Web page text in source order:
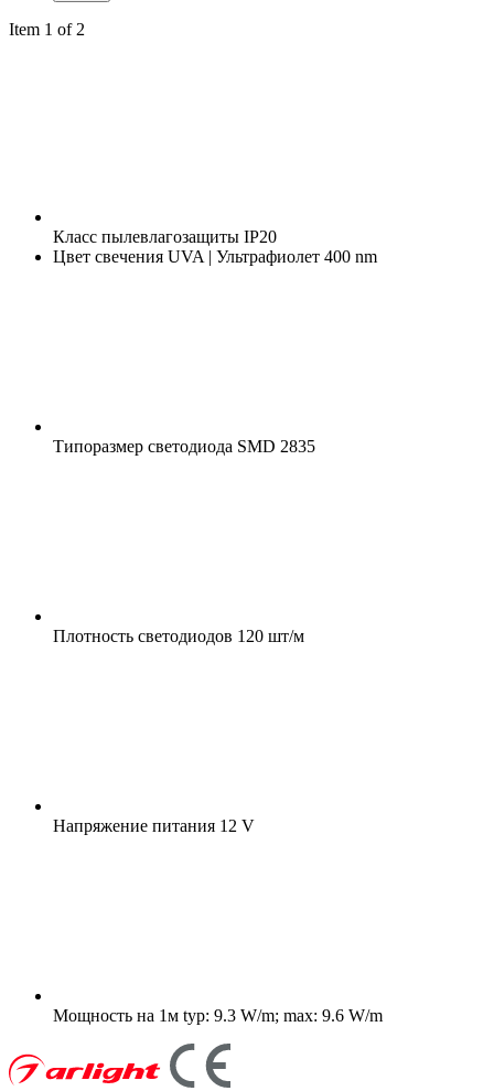
Item 1 of 2
Класс пылевлагозащиты IP20
Цвет свечения UVA | Ультрафиолет 400 nm
Типоразмер светодиода SMD 2835
Плотность светодиодов 120 шт/м
Напряжение питания 12 V
Мощность на 1м typ: 9.3 W/m; max: 9.6 W/m